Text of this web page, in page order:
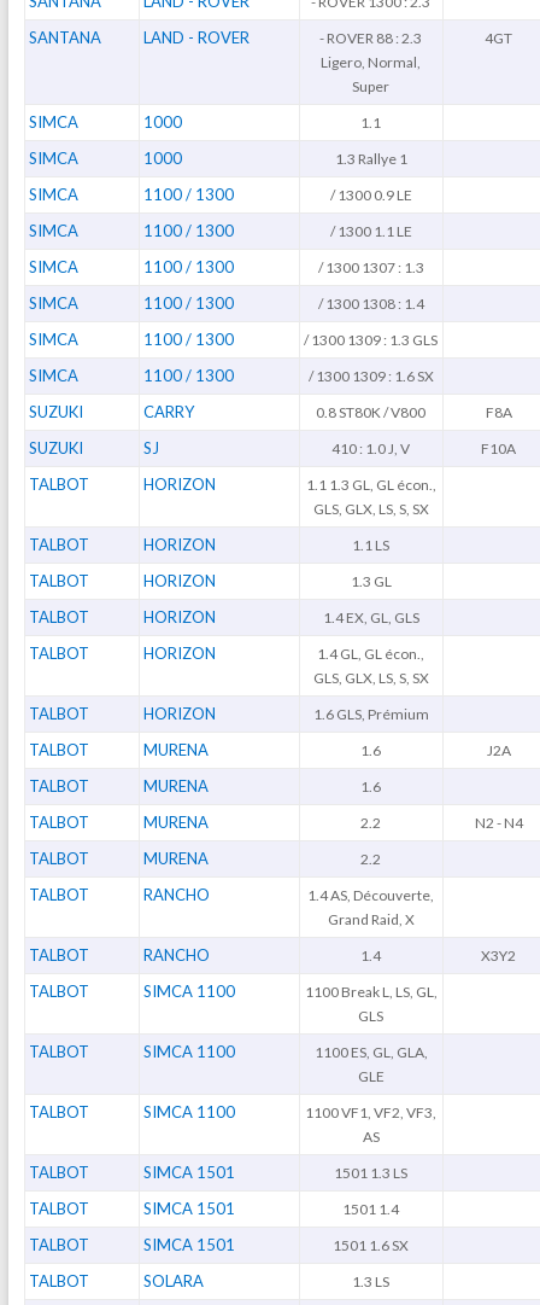
SANTANA LAND - ROVER
- ROVER 88 : 2.3
Ligero, Normal,
Super
4GT
SIMCA 1000 1.1
SIMCA 1000 1.3 Rallye 1
SIMCA 1100 / 1300 / 1300 0.9 LE
SIMCA 1100 / 1300 / 1300 1.1 LE
SIMCA 1100 / 1300 / 1300 1307 : 1.3
SIMCA 1100 / 1300 / 1300 1308 : 1.4
SIMCA 1100 / 1300 / 1300 1309 : 1.3 GLS
SIMCA 1100 / 1300 / 1300 1309 : 1.6 SX
SUZUKI CARRY 0.8 ST80K / V800 F8A
SUZUKI SJ 410 : 1.0 J, V F10A
TALBOT HORIZON
1.1 1.3 GL, GL écon.,
GLS, GLX, LS, S, SX
TALBOT HORIZON 1.1 LS
TALBOT HORIZON 1.3 GL
TALBOT HORIZON 1.4 EX, GL, GLS
TALBOT HORIZON
1.4 GL, GL écon.,
GLS, GLX, LS, S, SX
TALBOT HORIZON 1.6 GLS, Prémium
TALBOT MURENA 1.6 J2A
TALBOT MURENA 1.6
TALBOT MURENA 2.2 N2 - N4
TALBOT MURENA 2.2
TALBOT RANCHO
1.4 AS, Découverte,
Grand Raid, X
TALBOT RANCHO 1.4 X3Y2
TALBOT SIMCA 1100
1100 Break L, LS, GL,
GLS
TALBOT SIMCA 1100
1100 ES, GL, GLA,
GLE
TALBOT SIMCA 1100
1100 VF1, VF2, VF3,
AS
TALBOT SIMCA 1501 1501 1.3 LS
TALBOT SIMCA 1501 1501 1.4
TALBOT SIMCA 1501 1501 1.6 SX
TALBOT SOLARA 1.3 LS